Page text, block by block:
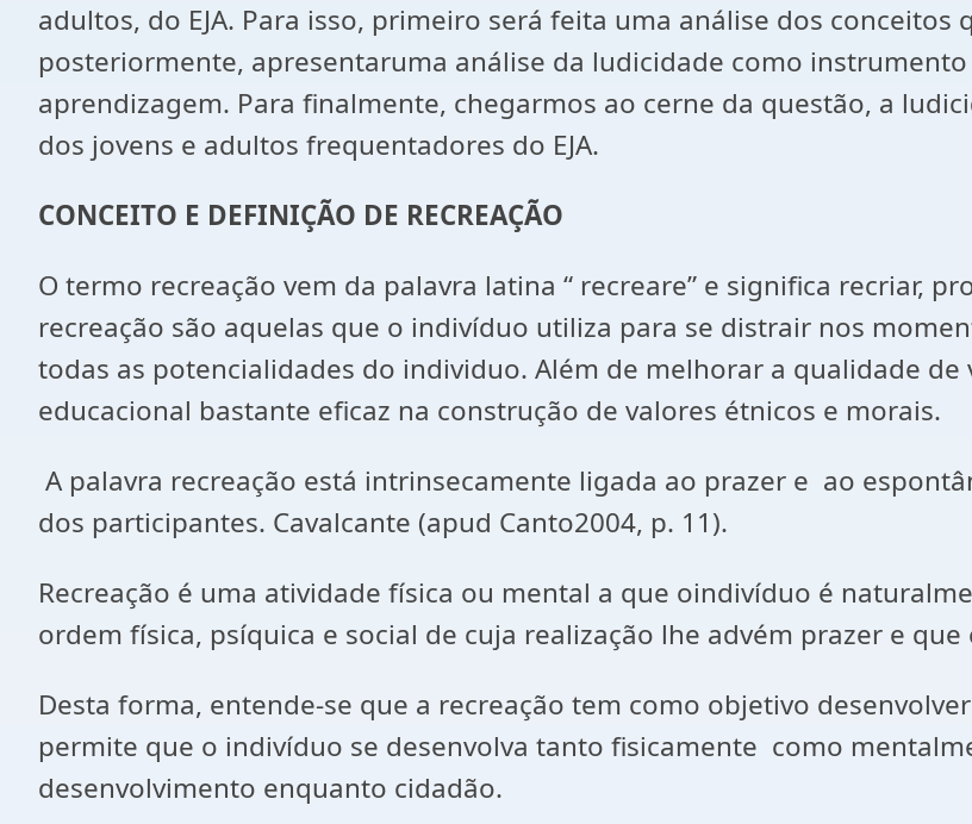
adultos, do EJA. Para isso, primeiro será feita uma análise dos conceitos
posteriormente, apresentaruma análise da ludicidade como
aprendizagem. Para finalmente, chegarmos ao cerne da questão, a
dos jovens e adultos frequentadores do EJA.
CONCEITO E DEFINIÇÃO DE RECREAÇÃO
O termo recreação vem da palavra latina “ recreare” e significa recriar,
recreação são aquelas que o indivíduo utiliza para se distrair nos
todas as potencialidades do individuo. Além de melhorar a qualidade
educacional bastante eficaz na construção de valores étnicos e morais.
A palavra recreação está intrinsecamente ligada ao prazer e ao
dos participantes. Cavalcante (apud Canto2004, p. 11).
Recreação é uma atividade física ou mental a que oindivíduo é
ordem física, psíquica e social de cuja realização lhe advém prazer e
Desta forma, entende-se que a recreação tem como objetivo
permite que o indivíduo se desenvolva tanto fisicamente como
desenvolvimento enquanto cidadão.